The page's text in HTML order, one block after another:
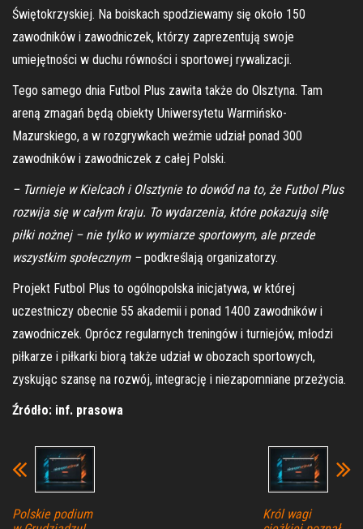
Świętokrzyskiej. Na boiskach spodziewamy się około 150
zawodników i zawodniczek, którzy zaprezentują swoje
umiejętności w duchu równości i sportowej rywalizacji.
Tego samego dnia Futbol Plus zawita także do Olsztyna. Tam
areną zmagań będą obiekty Uniwersytetu Warmińsko-
Mazurskiego, a w rozgrywkach weźmie udział ponad 300
zawodników i zawodniczek z całej Polski.
– Turnieje w Kielcach i Olsztynie to dowód na to, że Futbol Plus
rozwija się w całym kraju. To wydarzenia, które pokazują siłę
piłki nożnej – nie tylko w wymiarze sportowym, ale przede
wszystkim społecznym –podkreślają organizatorzy.
Projekt Futbol Plus to ogólnopolska inicjatywa, w której
uczestniczy obecnie 55 akademii i ponad 1400 zawodników i
zawodniczek. Oprócz regularnych treningów i turniejów, młodzi
piłkarze i piłkarki biorą także udział w obozach sportowych,
zyskując szansę na rozwój, integrację i niezapomniane przeżycia.
Źródło: inf. prasowa
Polskie podium
Król wagi